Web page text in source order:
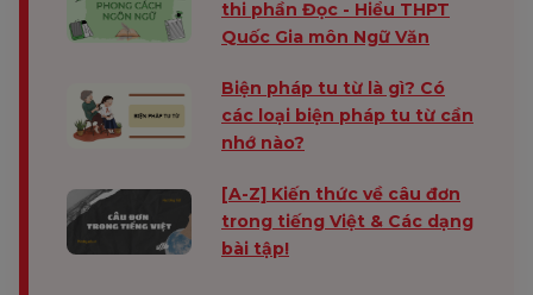
thi phần Đọc - Hiểu THPT
Quốc Gia môn Ngữ Văn
Biện pháp tu từ là gì? Có
các loại biện pháp tu từ cần
nhớ nào?
[A-Z] Kiến thức về câu đơn
trong tiếng Việt & Các dạng
bài tập!